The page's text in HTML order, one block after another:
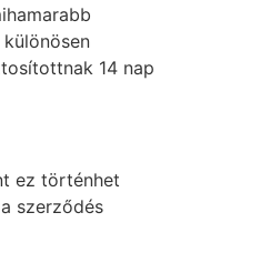
14 nap
ez történhet
szerződés